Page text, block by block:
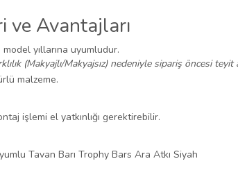
ve Avantajları
yıllarına uyumludur.
(Makyajlı/Makyajsız) nedeniyle sipariş öncesi teyit
malzeme.
işlemi el yatkınlığı gerektirebilir.
Tavan Barı Trophy Bars Ara Atkı Siyah